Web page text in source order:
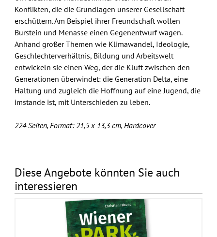
Konflikten, die die Grundlagen unserer Gesellschaft
erschüttern. Am Beispiel ihrer Freundschaft wollen
Burstein und Menasse einen Gegenentwurf wagen.
Anhand großer Themen wie Klimawandel, Ideologie,
Geschlechterverhältnis, Bildung und Arbeitswelt
entwickeln sie einen Weg, der die Kluft zwischen den
Generationen überwindet: die Generation Delta, eine
Haltung und zugleich die Hoffnung auf eine Jugend, die
imstande ist, mit Unterschieden zu leben.
224 Seiten, Format: 21,5 x 13,3 cm, Hardcover
Diese Angebote könnten Sie auch
interessieren